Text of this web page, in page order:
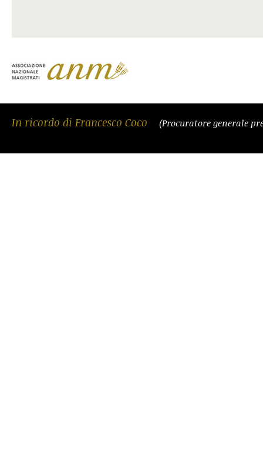
In ricordo di Francesco Coco (Procuratore generale